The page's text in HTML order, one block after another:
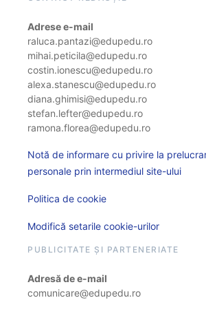
Adrese e-mail
raluca.pantazi@edupedu.ro
mihai.peticila@edupedu.ro
costin.ionescu@edupedu.ro
alexa.stanescu@edupedu.ro
diana.ghimisi@edupedu.ro
stefan.lefter@edupedu.ro
ramona.florea@edupedu.ro
Notă de informare cu privire la
personale prin intermediul site-ului
Politica de cookie
Modifică setarile cookie-urilor
PUBLICITATE ȘI PARTENERIATE
Adresă de e-mail
comunicare@edupedu.ro